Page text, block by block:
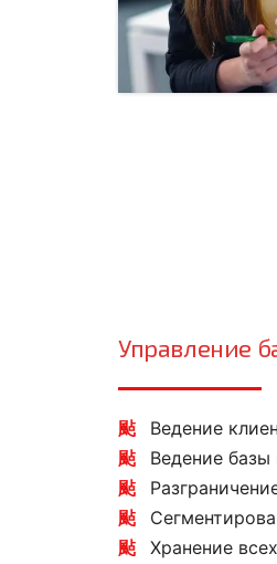
Управление
Ведение
Ведение
Хранение